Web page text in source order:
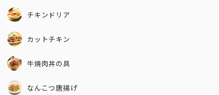
チキンドリア
カットチキン
牛焼肉丼の具
なんこつ唐揚げ